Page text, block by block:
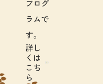
プログ
ラムで
す。
詳し
くは
こち
ら